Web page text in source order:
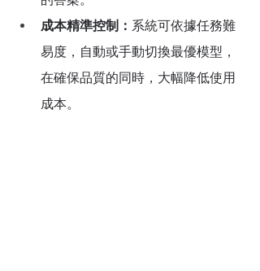
成本精準控制： 系統可依據任務難
易度，自動或手動切換最優模型，
在確保品質的同時，大幅降低使用
成本。